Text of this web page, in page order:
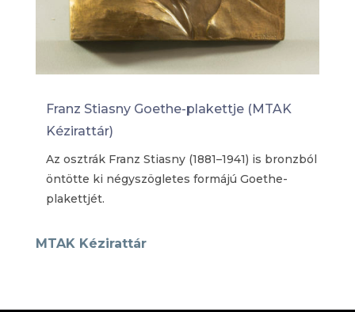
Franz Stiasny Goethe-plakettje (MTAK
Kézirattár)
Az osztrák Franz Stiasny (1881–1941) is bronzból
öntötte ki négyszögletes formájú Goethe-
plakettjét.
MTAK Kézirattár